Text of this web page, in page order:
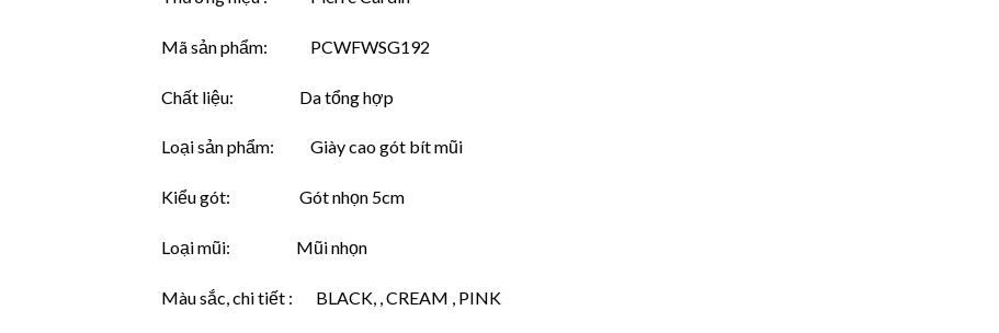
Mã sản phẩm: PCWFWSG192
Chất liệu: Da tổng hợp
Loại sản phẩm: Giày cao gót bít mũi
Kiểu gót: Gót nhọn 5cm
Loại mũi: Mũi nhọn
Màu sắc, chi tiết : BLACK, , CREAM , PINK